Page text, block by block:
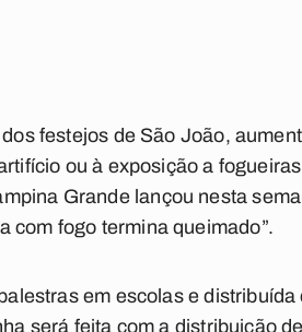
festejos de São João,
ou à exposição a
Grande lançou nesta
com fogo termina queimado”.
em escolas e
será feita com a distribuição